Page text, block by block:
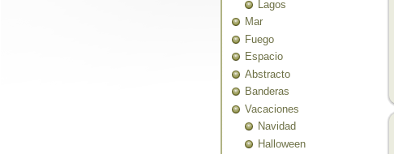
Lagos
Mar
Fuego
Espacio
Abstracto
Banderas
Vacaciones
Navidad
Halloween